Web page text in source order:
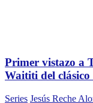
Primer vistazo a
Waititi del clásico
Series Jesús Reche